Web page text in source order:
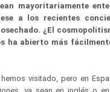
mayoritariamente
a los recientes
¿El
ha abierto más
visitado, pero en